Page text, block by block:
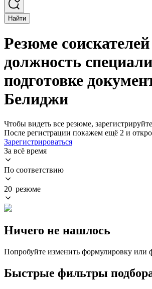
Найти
Резюме
должность
подготовке
Белиджи
Чтобы видеть все резюме,
После регистрации покажем ещё 2 и
Зарегистрироваться
За всё время
По соответствию
20 резюме
Ничего не нашлось
Попробуйте изменить формулировку или
Быстрые фильтры